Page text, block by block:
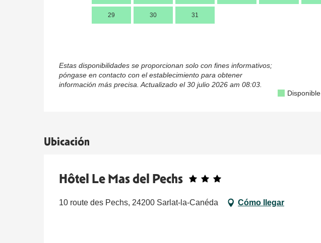
29 30 31
Estas disponibilidades se proporcionan solo con fines informativos;
póngase en contacto con el establecimiento para obtener
información más precisa.Actualizado el30 julio 2026 am 08:03.
Disponible
Ubicación
Hôtel Le Mas del Pechs
10 route des Pechs, 24200 Sarlat-la-Canéda Cómo llegar